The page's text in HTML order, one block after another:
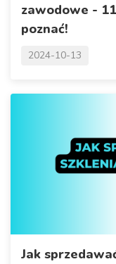
zawodowe -
poznać!
2024-10-13
Jak